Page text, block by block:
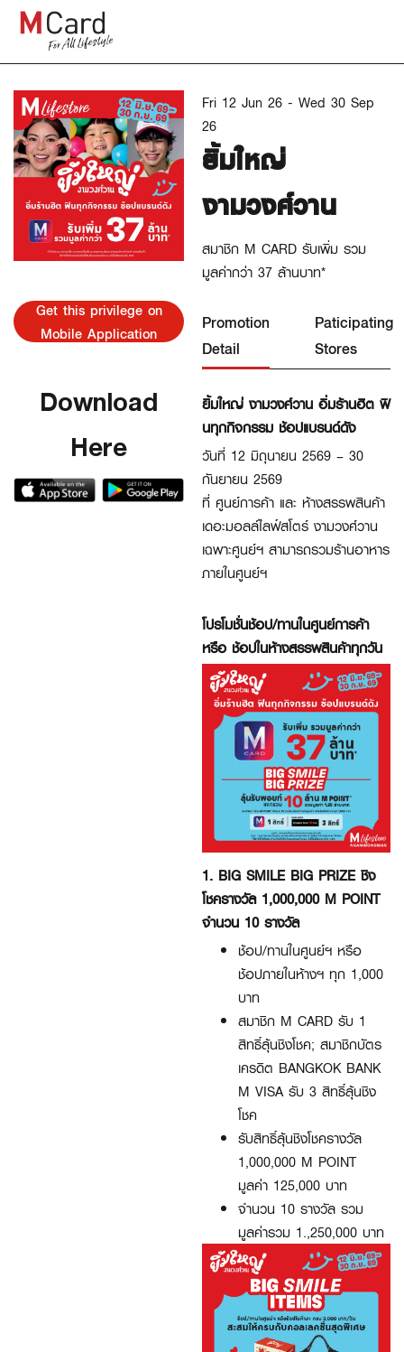
Get this privilege on
Mobile Application
Download
Here
Fri 12 Jun 26 - Wed 30 Sep
26
ยิ้มใหญ่
งามวงศ์วาน
สมาชิก M CARD รับเพิ่ม รวม
มูลค่ากว่า 37 ล้านบาท*
Promotion
Detail
Paticipating
Stores
ยิ้มใหญ่ งามวงศ์วาน อิ่มร้านฮิต ฟิ
นทุกกิจกรรม ช้อปแบรนด์ดัง
วันที่ 12 มิถุนายน 2569 – 30
กันยายน 2569
ที่ ศูนย์การค้า และ ห้างสรรพสินค้า
เดอะมอลล์ไลฟ์สโตร์ งามวงศ์วาน
เฉพาะศูนย์ฯ สามารถรวมร้านอาหาร
ภายในศูนย์ฯ
โปรโมชั่นช้อป/ทานในศูนย์การค้า
หรือ ช้อปในห้างสรรพสินค้าทุกวัน
1. BIG SMILE BIG PRIZE ชิง
โชครางวัล 1,000,000 M POINT
จำนวน 10 รางวัล
ช้อป/ทานในศูนย์ฯ หรือ
ช้อปภายในห้างฯ ทุก 1,000
บาท
สมาชิก M CARD รับ 1
สิทธิ์ลุ้นชิงโชค; สมาชิกบัตร
เครดิต BANGKOK BANK
M VISA รับ 3 สิทธิ์ลุ้นชิง
โชค
รับสิทธิ์ลุ้นชิงโชครางวัล
1,000,000 M POINT
มูลค่า 125,000 บาท
จำนวน 10 รางวัล รวม
มูลค่ารวม 1.,250,000 บาท